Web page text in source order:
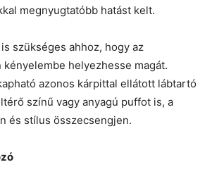
megnyugtatóbb hatást kelt.
szükséges ahhoz, hogy az
kényelembe helyezhesse magát.
azonos kárpittal ellátott lábtartó
színű vagy anyagú puffot is, a
és stílus összecsengjen.